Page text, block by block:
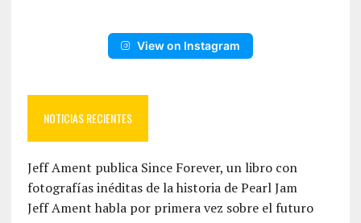
View on Instagram
NOTICIAS RECIENTES
Jeff Ament publica Since Forever, un libro con
fotografías inéditas de la historia de Pearl Jam
Jeff Ament habla por primera vez sobre el futuro